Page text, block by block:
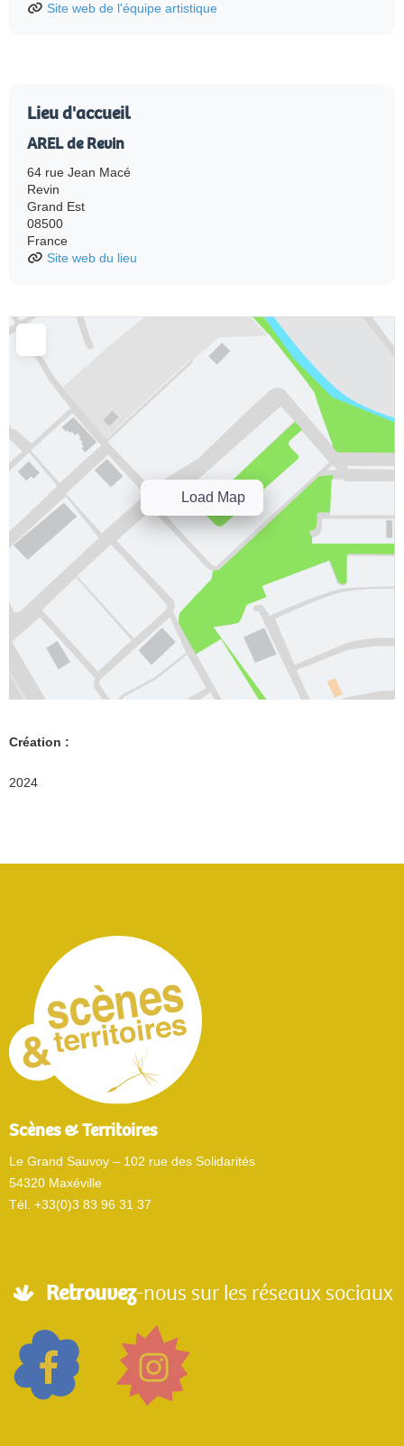
Site web de l'équipe artistique
Lieu d'accueil
AREL de Revin
64 rue Jean Macé
Revin
Grand Est
08500
France
Site web du lieu
Load Map
Création :
2024
Scènes & Territoires
Le Grand Sauvoy – 102 rue des Solidarités
54320 Maxéville
Tél. +33(0)3 83 96 31 37
Retrouvez-nous sur les réseaux sociaux